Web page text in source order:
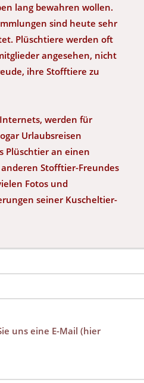
lang bewahren wollen.
sind heute sehr
Plüschtiere werden oft
angesehen, nicht
ihre Stofftiere zu
werden für
Urlaubsreisen
Plüschtier an einen
Stofftier-Freundes
Fotos und
seiner Kuscheltier-
uns eine E-Mail (hier